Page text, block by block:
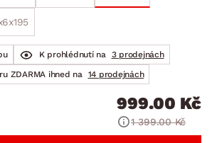
K prohlédnutí na
3 prodejnách
ZDARMA ihned na
14 prodejnách
999.00 Kč
1 399.00 Kč